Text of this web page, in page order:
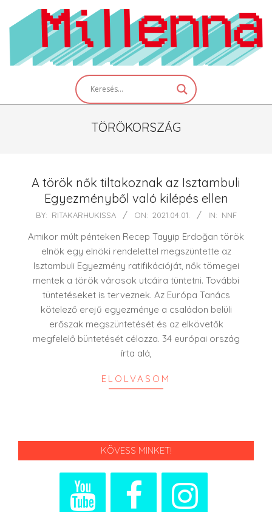
content
TÖRÖKORSZÁG
A török nők tiltakoznak az Isztambuli
Egyezményből való kilépés ellen
2021-
01
BY: RITAKARHUKISSA ON: 2021.04.01. IN: NNF
Amikor múlt pénteken Recep Tayyip Erdoğan török
elnök egy elnöki rendelettel megszüntette az
Isztambuli Egyezmény ratifikációját, nők tömegei
mentek a török városok utcáira tüntetni. További
tüntetéseket is terveznek. Az Európa Tanács
kötelező erejű egyezménye a családon belüli
erőszak megszüntetését és az elkövetők
megfelelő büntetését célozza. 34 európai ország
írta alá,
ELOLVASOM
KÖVESS MINKET!